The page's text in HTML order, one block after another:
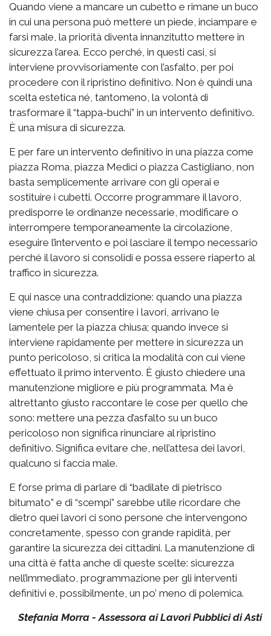
Quando viene a mancare un cubetto e rimane un buco
in cui una persona può mettere un piede, inciampare e
farsi male, la priorità diventa innanzitutto mettere in
sicurezza l’area. Ecco perché, in questi casi, si
interviene provvisoriamente con l’asfalto, per poi
procedere con il ripristino definitivo. Non è quindi una
scelta estetica né, tantomeno, la volontà di
trasformare il “tappa-buchi” in un intervento definitivo.
È una misura di sicurezza.
E per fare un intervento definitivo in una piazza come
piazza Roma, piazza Medici o piazza Castigliano, non
basta semplicemente arrivare con gli operai e
sostituire i cubetti. Occorre programmare il lavoro,
predisporre le ordinanze necessarie, modificare o
interrompere temporaneamente la circolazione,
eseguire l’intervento e poi lasciare il tempo necessario
perché il lavoro si consolidi e possa essere riaperto al
traffico in sicurezza.
E qui nasce una contraddizione: quando una piazza
viene chiusa per consentire i lavori, arrivano le
lamentele per la piazza chiusa; quando invece si
interviene rapidamente per mettere in sicurezza un
punto pericoloso, si critica la modalità con cui viene
effettuato il primo intervento. È giusto chiedere una
manutenzione migliore e più programmata. Ma è
altrettanto giusto raccontare le cose per quello che
sono: mettere una pezza d’asfalto su un buco
pericoloso non significa rinunciare al ripristino
definitivo. Significa evitare che, nell’attesa dei lavori,
qualcuno si faccia male.
E forse prima di parlare di “badilate di pietrisco
bitumato” e di “scempi” sarebbe utile ricordare che
dietro quei lavori ci sono persone che intervengono
concretamente, spesso con grande rapidità, per
garantire la sicurezza dei cittadini. La manutenzione di
una città è fatta anche di queste scelte: sicurezza
nell’immediato, programmazione per gli interventi
definitivi e, possibilmente, un po’ meno di polemica.
Stefania Morra - Assessora ai Lavori Pubblici di Asti